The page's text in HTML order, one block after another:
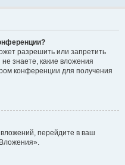
разрешить или запретить
знаете, какие вложения
конференции для получения
перейдите в ваш